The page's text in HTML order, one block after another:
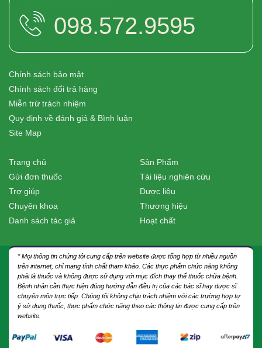
098.572.9595
Chính sách bảo mật
Chính sách đổi trả hàng
Miễn trừ trách nhiệm
Quy định về đánh giá & Bình luận
Site Map
Trang chủ
Gửi đơn thuốc
Trợ giúp
Chuyên khoa
Danh sách tác giả
Sản Phẩm
Tài liệu nghiên cứu
Dược liệu
Thương hiệu
Hoạt chất
* Mọi thông tin chúng tôi cung cấp trên website được tổng hợp từ nhiều nguồn
trên internet, chỉ mang tính chất tham khảo. Các thực phẩm chức năng không
phải là thuốc và không được sử dụng với mục đích thay thế thuốc chữa bệnh.
Bệnh nhân cần thực hiện đúng hướng dẫn điều trị của các bác sĩ hay dược sĩ
chuyên môn trực tiếp. Chúng tôi không chịu trách nhiệm với các trường hợp tự
ý sử dụng thuốc, thực phẩm chức năng theo các thông tin được cung cấp trên
website.